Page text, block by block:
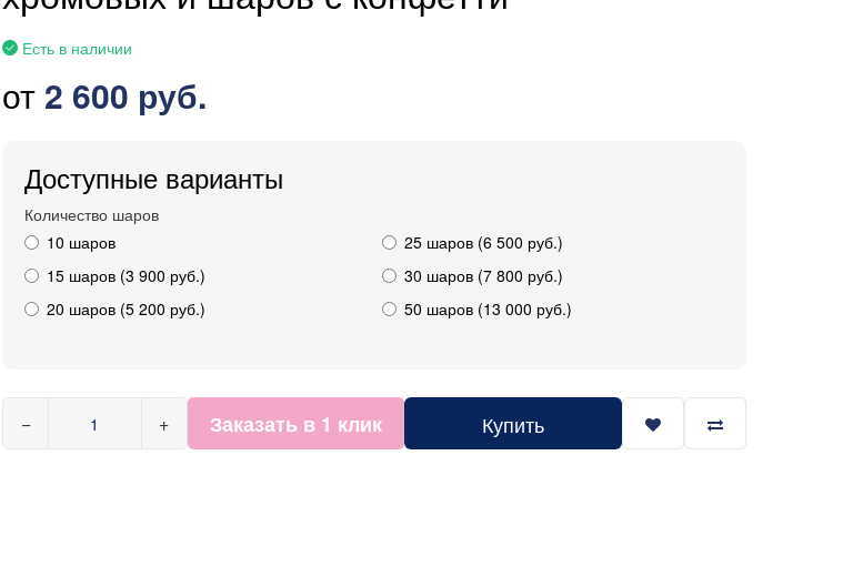
Есть в наличии
от 2 600 руб.
Доступные варианты
Количество шаров
10 шаров
15 шаров (3 900 руб.)
20 шаров (5 200 руб.)
25 шаров (6 500 руб.)
30 шаров (7 800 руб.)
50 шаров (13 000 руб.)
− + Заказать в 1 клик Купить